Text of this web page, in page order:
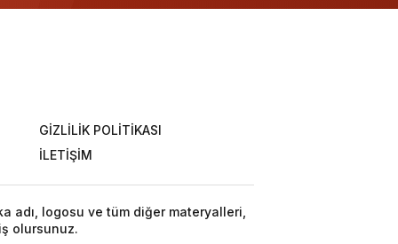
GİZLİLİK POLİTİKASI
İLETİŞİM
adı, logosu ve tüm diğer materyalleri,
olursunuz.